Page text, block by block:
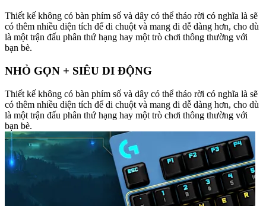
Thiết kế không có bàn phím số và dây có thể tháo rời có nghĩa là sẽ
có thêm nhiều diện tích để di chuột và mang đi dễ dàng hơn, cho dù
là một trận đấu phân thứ hạng hay một trò chơi thông thường với
bạn bè.
NHỎ GỌN + SIÊU DI ĐỘNG
Thiết kế không có bàn phím số và dây có thể tháo rời có nghĩa là sẽ
có thêm nhiều diện tích để di chuột và mang đi dễ dàng hơn, cho dù
là một trận đấu phân thứ hạng hay một trò chơi thông thường với
bạn bè.